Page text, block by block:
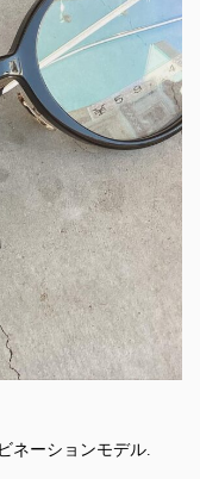
ネーションモデル.